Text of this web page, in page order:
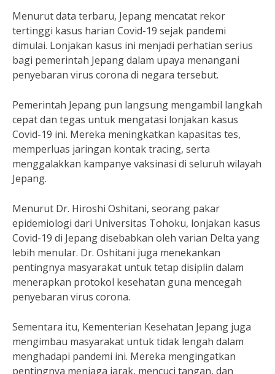
Menurut data terbaru, Jepang mencatat rekor
tertinggi kasus harian Covid-19 sejak pandemi
dimulai. Lonjakan kasus ini menjadi perhatian serius
bagi pemerintah Jepang dalam upaya menangani
penyebaran virus corona di negara tersebut.
Pemerintah Jepang pun langsung mengambil langkah
cepat dan tegas untuk mengatasi lonjakan kasus
Covid-19 ini. Mereka meningkatkan kapasitas tes,
memperluas jaringan kontak tracing, serta
menggalakkan kampanye vaksinasi di seluruh wilayah
Jepang.
Menurut Dr. Hiroshi Oshitani, seorang pakar
epidemiologi dari Universitas Tohoku, lonjakan kasus
Covid-19 di Jepang disebabkan oleh varian Delta yang
lebih menular. Dr. Oshitani juga menekankan
pentingnya masyarakat untuk tetap disiplin dalam
menerapkan protokol kesehatan guna mencegah
penyebaran virus corona.
Sementara itu, Kementerian Kesehatan Jepang juga
mengimbau masyarakat untuk tidak lengah dalam
menghadapi pandemi ini. Mereka mengingatkan
pentingnya menjaga jarak, mencuci tangan, dan